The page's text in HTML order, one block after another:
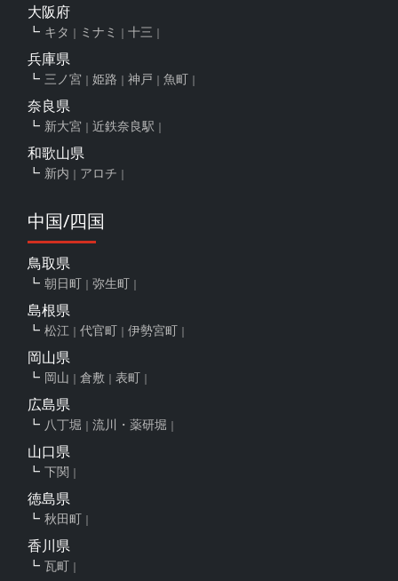
大阪府
キタ ミナミ 十三
兵庫県
三ノ宮 姫路 神戸 魚町
奈良県
新大宮 近鉄奈良駅
和歌山県
新内 アロチ
中国/四国
鳥取県
朝日町 弥生町
島根県
松江 代官町 伊勢宮町
岡山県
岡山 倉敷 表町
広島県
八丁堀 流川・薬研堀
山口県
下関
徳島県
秋田町
香川県
瓦町